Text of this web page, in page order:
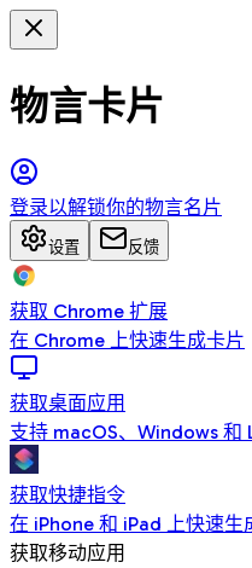
物言卡片
登录以解锁你的物言名片
设置 反馈
获取 Chrome 扩展
在 Chrome 上快速生成卡片
获取桌面应用
支持 macOS、Windows 和
获取快捷指令
在 iPhone 和 iPad 上快速生
获取移动应用